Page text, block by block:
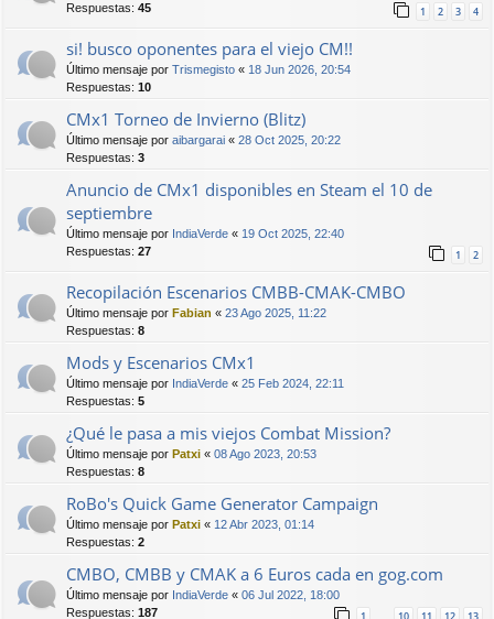
Respuestas: 45 1 2 3 4
si! busco oponentes para el viejo CM!!
Último mensaje por Trismegisto « 18 Jun 2026, 20:54
Respuestas: 10
CMx1 Torneo de Invierno (Blitz)
Último mensaje por aibargarai « 28 Oct 2025, 20:22
Respuestas: 3
Anuncio de CMx1 disponibles en Steam el 10 de
septiembre
Último mensaje por IndiaVerde « 19 Oct 2025, 22:40
Respuestas: 27 1 2
Recopilación Escenarios CMBB-CMAK-CMBO
Último mensaje por Fabian « 23 Ago 2025, 11:22
Respuestas: 8
Mods y Escenarios CMx1
Último mensaje por IndiaVerde « 25 Feb 2024, 22:11
Respuestas: 5
¿Qué le pasa a mis viejos Combat Mission?
Último mensaje por Patxi « 08 Ago 2023, 20:53
Respuestas: 8
RoBo's Quick Game Generator Campaign
Último mensaje por Patxi « 12 Abr 2023, 01:14
Respuestas: 2
CMBO, CMBB y CMAK a 6 Euros cada en gog.com
Último mensaje por IndiaVerde « 06 Jul 2022, 18:00
Respuestas: 187